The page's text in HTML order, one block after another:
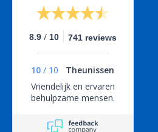
8.9 / 10 741 reviews
10 / 10
Theunissen
Vriendelijk en ervaren
behulpzame mensen.